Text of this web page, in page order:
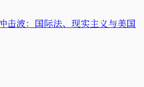
击波：国际法、现实主义与美国